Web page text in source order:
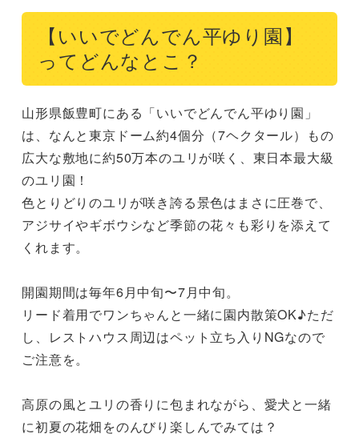
【いいでどんでん平ゆり園】
ってどんなとこ？
山形県飯豊町にある「いいでどんでん平ゆり園」
は、なんと東京ドーム約4個分（7ヘクタール）もの
広大な敷地に約50万本のユリが咲く、東日本最大級
のユリ園！
色とりどりのユリが咲き誇る景色はまさに圧巻で、
アジサイやギボウシなど季節の花々も彩りを添えて
くれます。
開園期間は毎年6月中旬〜7月中旬。
リード着用でワンちゃんと一緒に園内散策OK♪ただ
し、レストハウス周辺はペット立ち入りNGなので
ご注意を。
高原の風とユリの香りに包まれながら、愛犬と一緒
に初夏の花畑をのんびり楽しんでみては？